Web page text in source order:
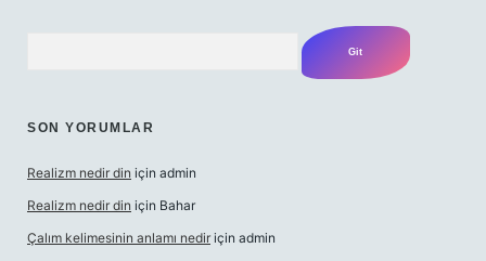
SON YORUMLAR
Realizm nedir din için admin
Realizm nedir din için Bahar
Çalım kelimesinin anlamı nedir için admin